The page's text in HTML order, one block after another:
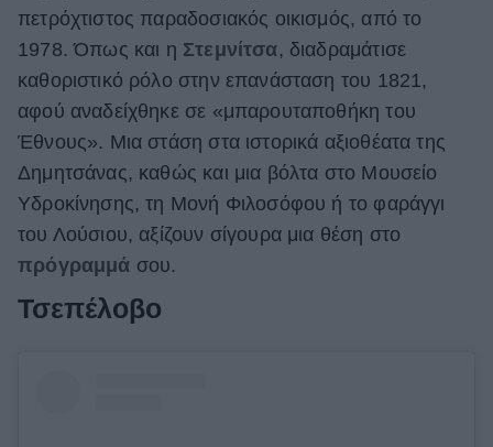
πετρόχτιστος παραδοσιακός οικισμός, από το
1978. Όπως και η Στεμνίτσα, διαδραμάτισε
καθοριστικό ρόλο στην επανάσταση του 1821,
αφού αναδείχθηκε σε «μπαρουταποθήκη του
Έθνους». Μια στάση στα ιστορικά αξιοθέατα της
Δημητσάνας, καθώς και μια βόλτα στο Μουσείο
Υδροκίνησης, τη Μονή Φιλοσόφου ή το φαράγγι
του Λούσιου, αξίζουν σίγουρα μια θέση στο
πρόγραμμά σου.
Τσεπέλοβο